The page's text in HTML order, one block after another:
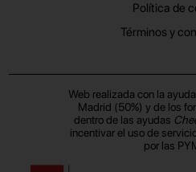
Política de
Términos y
Web realizada con la
Madrid (50%) y de los
dentro de las ayudas
incentivar el uso de
por las